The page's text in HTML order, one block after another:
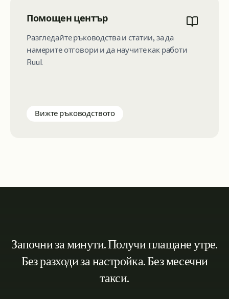
Помощен център
Разгледайте ръководства и статии, за да
намерите отговори и да научите как работи
Ruul.
Вижте ръководството
Започни за минути. Получи плащане утре.
Без разходи за настройка. Без месечни
такси.